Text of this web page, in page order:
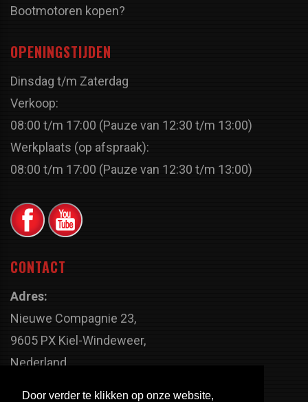
Door verder te klikken op onze website,
Bootmotoren kopen?
OPENINGSTIJDEN
Dinsdag t/m Zaterdag
Verkoop:
08:00 t/m 17:00 (Pauze van 12:30 t/m 13:00)
Werkplaats (op afspraak):
08:00 t/m 17:00 (Pauze van 12:30 t/m 13:00)
CONTACT
Adres:
Nieuwe Compagnie 23,
9605 PX Kiel-Windeweer,
Nederland